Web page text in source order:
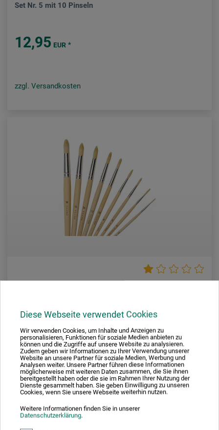
Diese Webseite verwendet Cookies
Wir verwenden Cookies, um Inhalte und Anzeigen zu
personalisieren, Funktionen für soziale Medien anbieten zu
können und die Zugriffe auf unsere Website zu analysieren.
Zudem geben wir Informationen zu Ihrer Verwendung unserer
Website an unsere Partner für soziale Medien, Werbung und
Analysen weiter. Unsere Partner führen diese Informationen
möglicherweise mit weiteren Daten zusammen, die Sie ihnen
bereitgestellt haben oder die sie im Rahmen Ihrer Nutzung der
Dienste gesammelt haben. Sie geben Einwilligung zu unseren
Cookies, wenn Sie unsere Webseite weiterhin nutzen.
Weitere Informationen finden Sie in unserer
Datenschutzerklärung.
Set Nr. 5 mit 10 Pinseln
12,95 EUR *
zzgl. Versandkosten
Set Nr. 10 mit 9 Pinseln
15,80 EUR *
zzgl. Versandkosten